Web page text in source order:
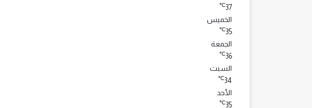
37
℃
الخميس
35
℃
الجمعة
36
℃
السبت
34
℃
الأحد
35
℃